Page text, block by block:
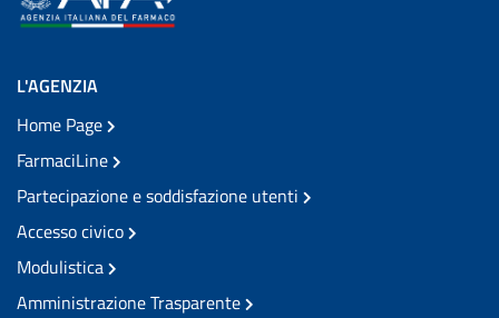
L'AGENZIA
Home Page
FarmaciLine
Partecipazione e soddisfazione utenti
Accesso civico
Modulistica
Amministrazione Trasparente